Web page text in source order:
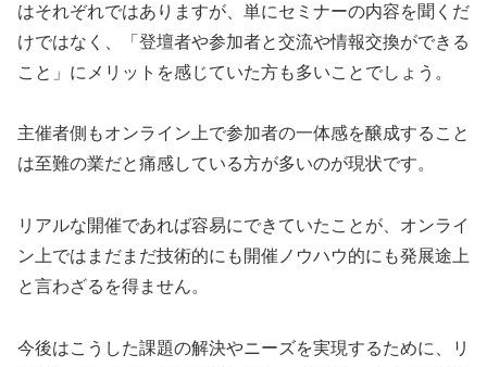
はそれぞれではありますが、単にセミナーの内容を聞くだ
けではなく、「登壇者や参加者と交流や情報交換ができる
こと」にメリットを感じていた方も多いことでしょう。
主催者側もオンライン上で参加者の一体感を醸成すること
は至難の業だと痛感している方が多いのが現状です。
リアルな開催であれば容易にできていたことが、オンライ
ン上ではまだまだ技術的にも開催ノウハウ的にも発展途上
と言わざるを得ません。
今後はこうした課題の解決やニーズを実現するために、リ